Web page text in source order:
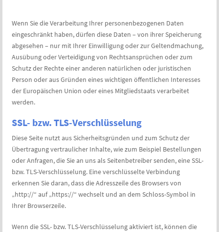
Wenn Sie die Verarbeitung Ihrer personenbezogenen Daten
eingeschränkt haben, dürfen diese Daten – von ihrer Speicherung
abgesehen – nur mit Ihrer Einwilligung oder zur Geltendmachung,
Ausübung oder Verteidigung von Rechtsansprüchen oder zum
Schutz der Rechte einer anderen natürlichen oder juristischen
Person oder aus Gründen eines wichtigen öffentlichen Interesses
der Europäischen Union oder eines Mitgliedstaats verarbeitet
werden.
SSL- bzw. TLS-Verschlüsselung
Diese Seite nutzt aus Sicherheitsgründen und zum Schutz der
Übertragung vertraulicher Inhalte, wie zum Beispiel Bestellungen
oder Anfragen, die Sie an uns als Seitenbetreiber senden, eine SSL-
bzw. TLS-Verschlüsselung. Eine verschlüsselte Verbindung
erkennen Sie daran, dass die Adresszeile des Browsers von
„http://“ auf „https://“ wechselt und an dem Schloss-Symbol in
Ihrer Browserzeile.
Wenn die SSL- bzw. TLS-Verschlüsselung aktiviert ist, können die